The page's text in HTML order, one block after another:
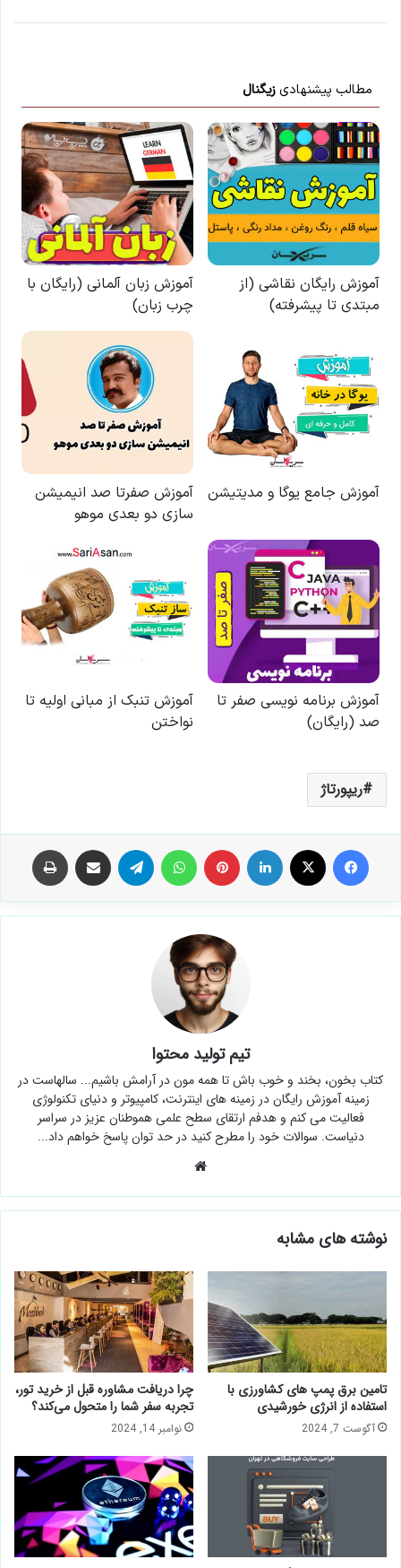
ریپورتاژ
فیس بوک لینکدین ‫پین‌ترست تلگرام اشتراک گذاری از طریق ایمیل
تیم تولید محتوا
کتاب بخون، بخند و خوب باش تا همه مون در آرامش باشیم... سالهاست در
زمینه آموزش رایگان در زمینه های اینترنت، کامپیوتر و دنیای تکنولوژی
فعالیت می کنم و هدفم ارتقای سطح علمی هموطنان عزیز در سراسر
دنیاست. سوالات خود را مطرح کنید در حد توان پاسخ خواهم داد...
نوشته های مشابه
تامین برق پمپ های کشاورزی با
استفاده از انرژی خورشیدی
آگوست 7, 2024
چرا دریافت مشاوره قبل از خرید تور،
تجربه سفر شما را متحول می‌کند؟
نوامبر 14, 2024